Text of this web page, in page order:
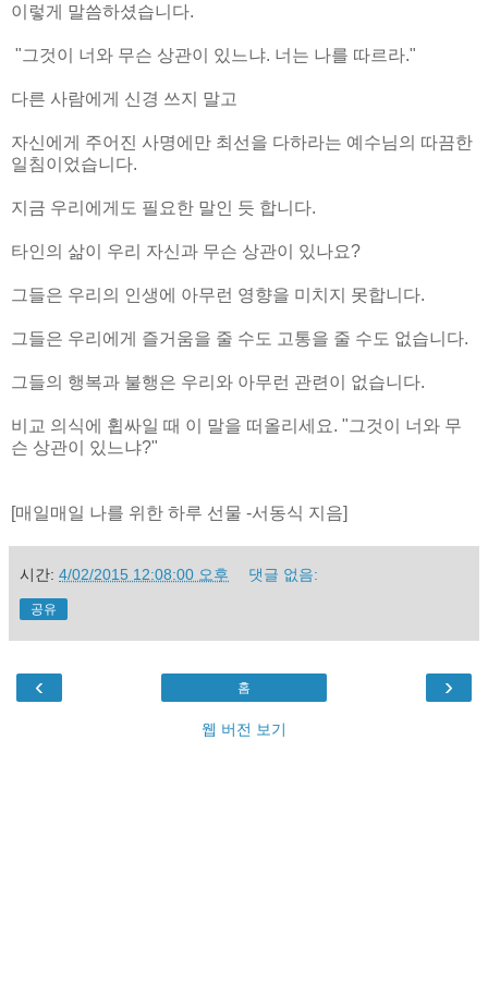
이렇게 말씀하셨습니다.
"그것이 너와 무슨 상관이 있느냐. 너는 나를 따르라."
다른 사람에게 신경 쓰지 말고
자신에게 주어진 사명에만 최선을 다하라는 예수님의 따끔한
일침이었습니다.
지금 우리에게도 필요한 말인 듯 합니다.
타인의 삶이 우리 자신과 무슨 상관이 있나요?
그들은 우리의 인생에 아무런 영향을 미치지 못합니다.
그들은 우리에게 즐거움을 줄 수도 고통을 줄 수도 없습니다.
그들의 행복과 불행은 우리와 아무런 관련이 없습니다.
비교 의식에 휩싸일 때 이 말을 떠올리세요. "그것이 너와 무
슨 상관이 있느냐?"
[매일매일 나를 위한 하루 선물 -서동식 지음]
시간: 4/02/2015 12:08:00 오후 댓글 없음:
공유
‹ ›
홈
웹 버전 보기